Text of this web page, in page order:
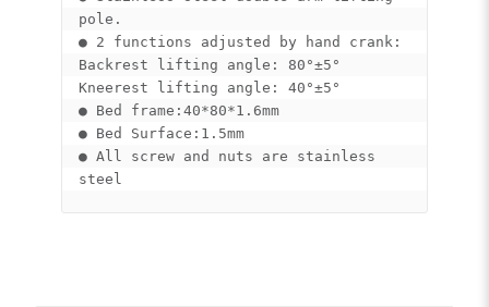
pole.
● 2 functions adjusted by hand crank:
Backrest lifting angle: 80°±5°
Kneerest lifting angle: 40°±5°
● Bed frame:40*80*1.6mm
● Bed Surface:1.5mm
● All screw and nuts are stainless
steel